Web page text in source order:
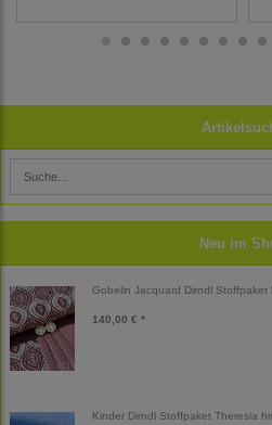
Neu im
Gobelin Jacquard Dirndl Stoffpaket
140,00 € *
Kinder Dirndl Stoffpaket Theresia